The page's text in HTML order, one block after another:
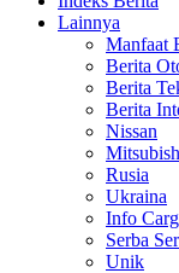
Lainnya
Manfaat
Berita
Berita
Berita
Nissan
Rusia
Ukraina
Info
Serba
Unik